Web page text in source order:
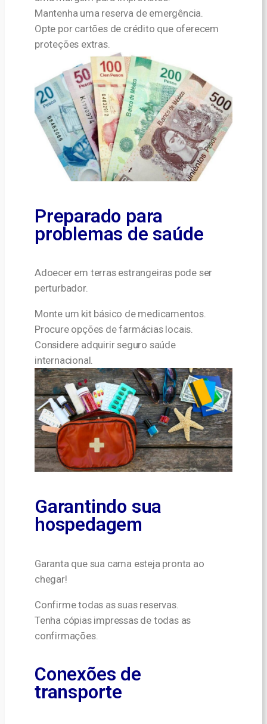
Mantenha uma reserva de emergência.
Opte por cartões de crédito que oferecem
proteções extras.
Preparado para
problemas de saúde
Adoecer em terras estrangeiras pode ser
perturbador.
Monte um kit básico de medicamentos.
Procure opções de farmácias locais.
Considere adquirir seguro saúde
internacional.
Garantindo sua
hospedagem
Garanta que sua cama esteja pronta ao
chegar!
Confirme todas as suas reservas.
Tenha cópias impressas de todas as
confirmações.
Conexões de
transporte